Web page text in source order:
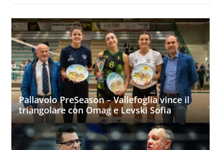
Pallavolo PreSeason – Vallefoglia vince il
triangolare con Omag e Levski Sofia